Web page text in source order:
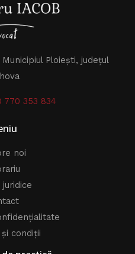
Ploiești, județul
770 353 834
noi
condiții